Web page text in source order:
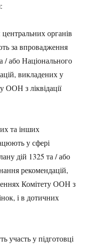
органів
за впровадження
/ або Національного
викладених у
ООН з ліквідації
та інших
у сфері
дій 1325 та / або
рекомендацій,
Комітету ООН з
і в дотичних
участь у підготовці